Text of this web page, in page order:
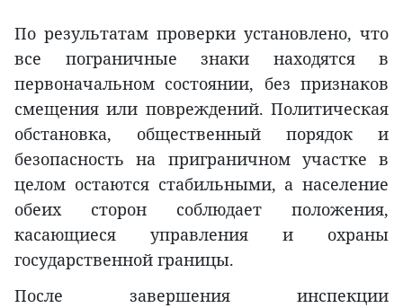
По результатам проверки установлено, что
все пограничные знаки находятся в
первоначальном состоянии, без признаков
смещения или повреждений. Политическая
обстановка, общественный порядок и
безопасность на приграничном участке в
целом остаются стабильными, а население
обеих сторон соблюдает положения,
касающиеся управления и охраны
государственной границы.
После завершения инспекции